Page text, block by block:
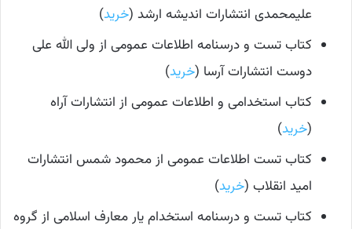
علیمحمدی انتشارات اندیشه ارشد (خرید)
کتاب تست و درسنامه اطلاعات عمومی از ولی الله علی
دوست انتشارات آرسا (خرید)
کتاب استخدامی و اطلاعات عمومی از انتشارات آراه
(خرید)
کتاب تست اطلاعات عمومی از محمود شمس انتشارات
امید انقلاب (خرید)
کتاب تست و درسنامه استخدام یار معارف اسلامی از گروه